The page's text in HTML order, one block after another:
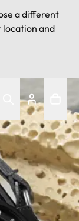
a different
location and